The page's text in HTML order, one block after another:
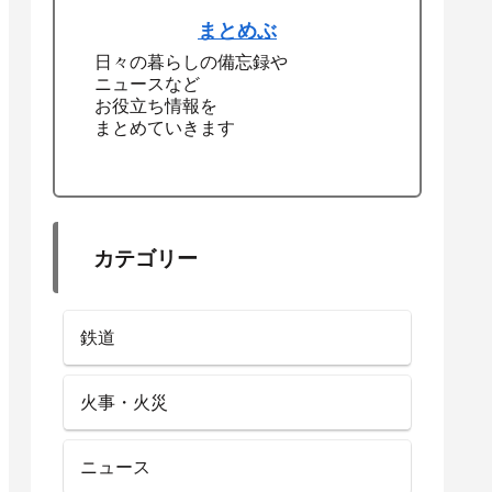
まとめぶ
日々の暮らしの備忘録や
ニュースなど
お役立ち情報を
まとめていきます
カテゴリー
鉄道
火事・火災
ニュース